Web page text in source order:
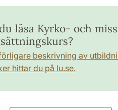
läsa Kyrko- och
beskrivning av
hittar du på lu.se.